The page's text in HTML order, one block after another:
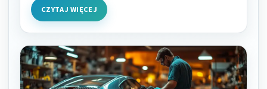
CZYTAJ WIĘCEJ